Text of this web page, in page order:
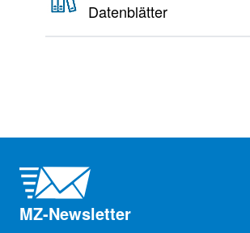
Datenblätter
MZ-Newsletter